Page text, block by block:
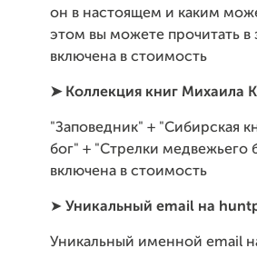
он в настоящем и каким
этом вы можете прочитать
включена в стоимость
➤ Коллекция книг Михаила
"Заповедник" + "Сибирская
бог" + "Стрелки медвежьего
включена в стоимость
➤ Уникальный email на
Уникальный именной email